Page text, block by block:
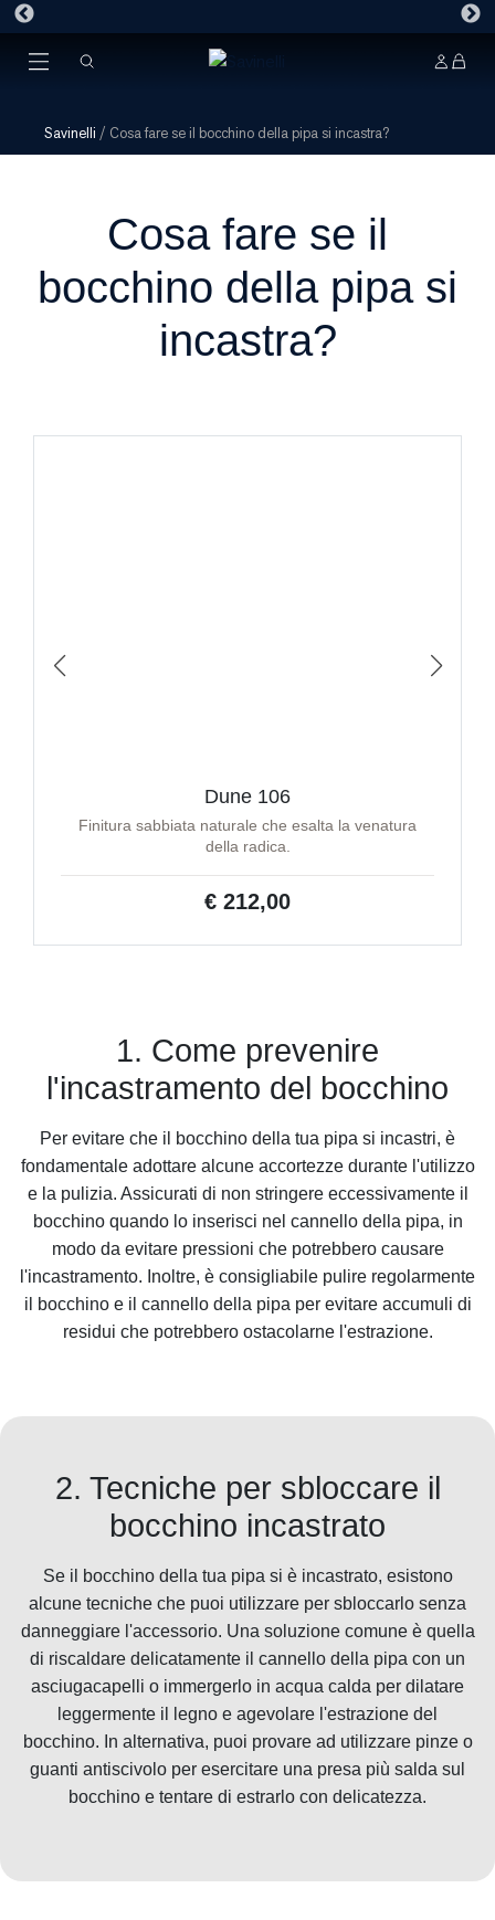
Savinelli / Cosa fare se il bocchino della pipa si incastra?
Cosa fare se il
bocchino della pipa si
incastra?
Dune 106
Finitura sabbiata naturale che esalta la venatura
della radica.
€ 212,00
1. Come prevenire
l'incastramento del bocchino
Per evitare che il bocchino della tua pipa si incastri, è
fondamentale adottare alcune accortezze durante l'utilizzo
e la pulizia. Assicurati di non stringere eccessivamente il
bocchino quando lo inserisci nel cannello della pipa, in
modo da evitare pressioni che potrebbero causare
l'incastramento. Inoltre, è consigliabile pulire regolarmente
il bocchino e il cannello della pipa per evitare accumuli di
residui che potrebbero ostacolarne l'estrazione.
2. Tecniche per sbloccare il
bocchino incastrato
Se il bocchino della tua pipa si è incastrato, esistono
alcune tecniche che puoi utilizzare per sbloccarlo senza
danneggiare l'accessorio. Una soluzione comune è quella
di riscaldare delicatamente il cannello della pipa con un
asciugacapelli o immergerlo in acqua calda per dilatare
leggermente il legno e agevolare l'estrazione del
bocchino. In alternativa, puoi provare ad utilizzare pinze o
guanti antiscivolo per esercitare una presa più salda sul
bocchino e tentare di estrarlo con delicatezza.